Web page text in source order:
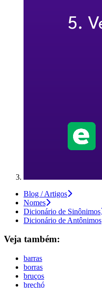
Blog / Artigos
Nomes
Dicionário de Sinônimos
Dicionário de Antônimos
Veja também:
barras
borras
bruços
brechó